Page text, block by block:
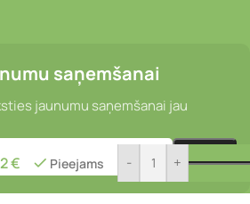
saņemšanai
jaunumu saņemšanai jau
€ Pieejams - +